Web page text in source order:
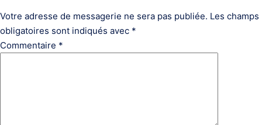
Votre adresse de messagerie ne sera pas publiée. Les champs
obligatoires sont indiqués avec *
Commentaire *